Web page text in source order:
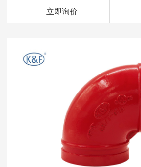
立即询价